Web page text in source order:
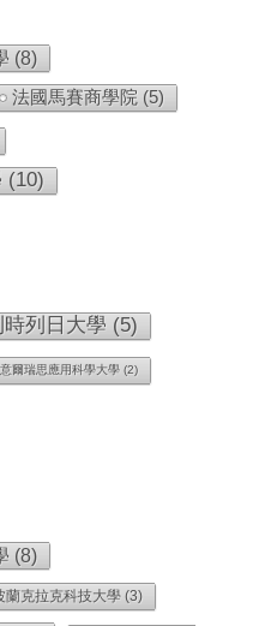
(8)
法國馬賽商學院 (5)
(10)
時列日大學 (5)
爾瑞思應用科學大學 (2)
(8)
蘭克拉克科技大學 (3)